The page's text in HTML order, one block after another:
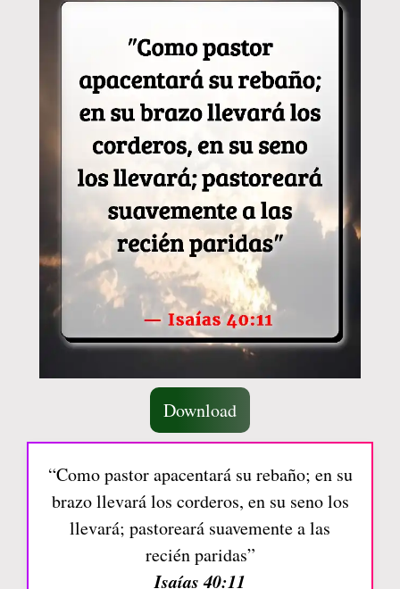
Download
“Como pastor apacentará su rebaño; en su
brazo llevará los corderos, en su seno los
llevará; pastoreará suavemente a las
recién paridas”
Isaías 40:11